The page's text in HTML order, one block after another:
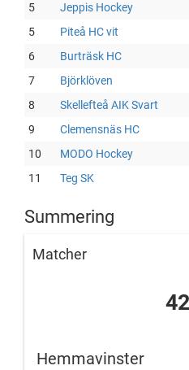
5
Jeppis Hockey
5
Piteå HC vit
6
Burträsk HC
7
Björklöven
8
Skellefteå AIK Svart
9
Clemensnäs HC
10
MODO Hockey
11
Teg SK
Summering
Matcher
42
Hemmavinster